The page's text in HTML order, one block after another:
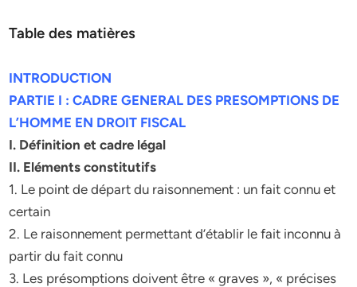
Table des matières
INTRODUCTION
PARTIE I : CADRE GENERAL DES PRESOMPTIONS DE
L’HOMME EN DROIT FISCAL
I. Définition et cadre légal
II. Eléments constitutifs
1. Le point de départ du raisonnement : un fait connu et
certain
2. Le raisonnement permettant d’établir le fait inconnu à
partir du fait connu
3. Les présomptions doivent être « graves », « précises